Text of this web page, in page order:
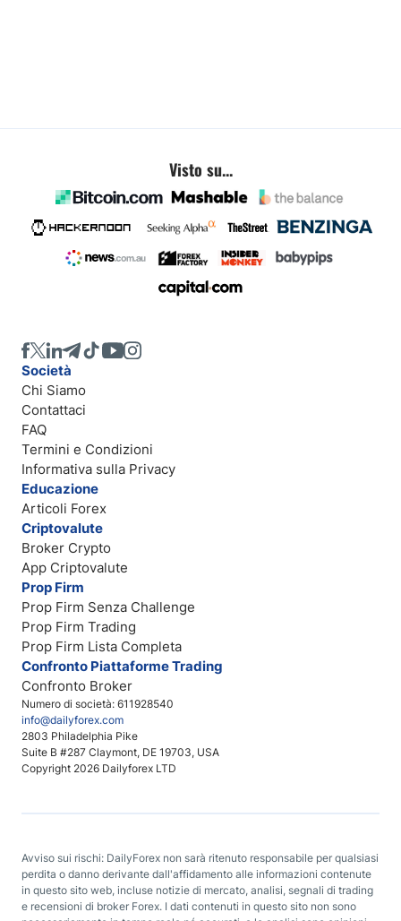
Visto su...
Numero di società: 611928540
info@dailyforex.com
2803 Philadelphia Pike
Suite B #287 Claymont, DE 19703, USA
Copyright 2026 Dailyforex LTD
Società
Chi Siamo
Contattaci
FAQ
Termini e Condizioni
Informativa sulla Privacy
Educazione
Articoli Forex
Criptovalute
Broker Crypto
App Criptovalute
Prop Firm
Prop Firm Senza Challenge
Prop Firm Trading
Prop Firm Lista Completa
Confronto Piattaforme Trading
Confronto Broker
Avviso sui rischi: DailyForex non sarà ritenuto responsabile per qualsiasi
perdita o danno derivante dall'affidamento alle informazioni contenute
in questo sito web, incluse notizie di mercato, analisi, segnali di trading
e recensioni di broker Forex. I dati contenuti in questo sito non sono